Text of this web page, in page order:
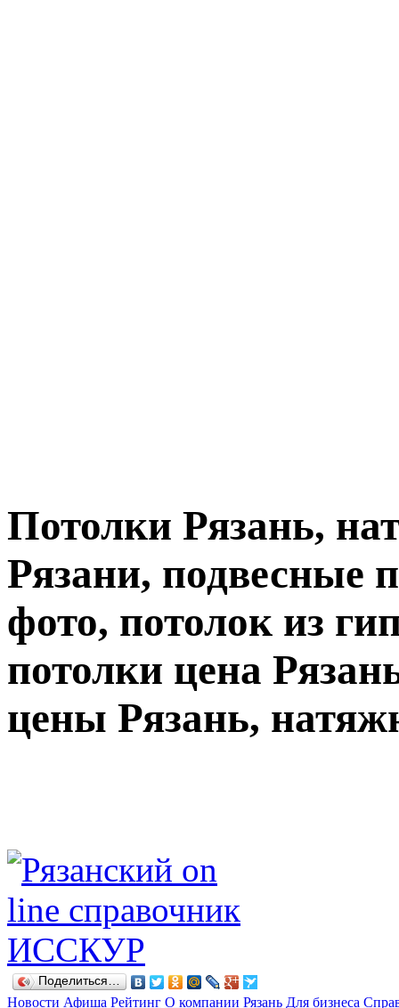
Потолки Рязань,
Рязани, подвесные
фото, потолок из
потолки цена
цены Рязань,
Поделиться…
Новости Афиша Рейтинг О компании Рязань Для бизнеса